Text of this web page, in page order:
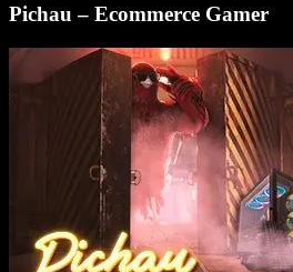
Pichau – Ecommerce Gamer